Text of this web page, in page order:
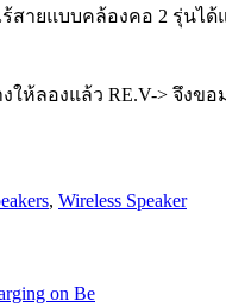
สายแบบคล้องคอ 2 รุ่น
ให้ลองแล้ว RE.V-> จึง
, Wireless Speaker